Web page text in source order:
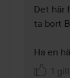
Det här
ta bort
Ha en
1